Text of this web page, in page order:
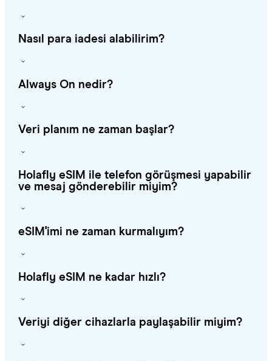
Nasıl para iadesi alabilirim?
Always On nedir?
Veri planım ne zaman başlar?
Holafly eSIM ile telefon görüşmesi yapabilir
ve mesaj gönderebilir miyim?
eSIM'imi ne zaman kurmalıyım?
Holafly eSIM ne kadar hızlı?
Veriyi diğer cihazlarla paylaşabilir miyim?